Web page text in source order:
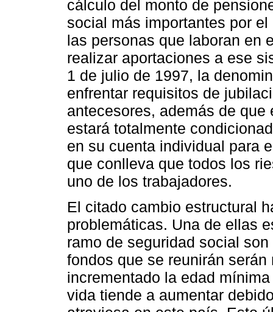
cálculo del monto de
social más importantes por
las personas que laboran en
realizar aportaciones a ese
1 de julio de 1997, la
enfrentar requisitos de
antecesores, además de
estará totalmente
en su cuenta individual para
que conlleva que todos los
uno de los trabajadores.
El citado cambio estructural
problemáticas. Una de ellas
ramo de seguridad social
fondos que se reunirán
incrementado la edad
vida tiende a aumentar